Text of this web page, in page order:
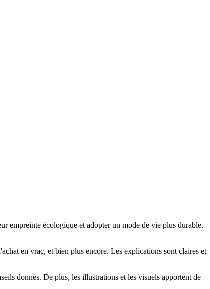
empreinte écologique et adopter un mode de vie plus durable.
en vrac, et bien plus encore. Les explications sont claires et
donnés. De plus, les illustrations et les visuels apportent de